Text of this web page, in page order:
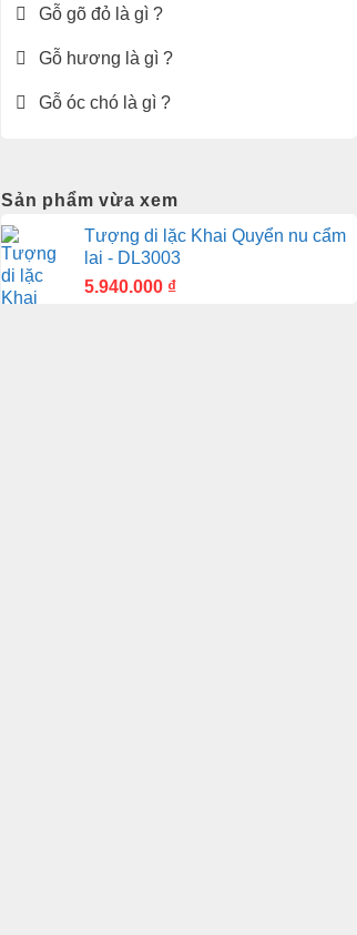
Gỗ gõ đỏ là gì ?
Gỗ hương là gì ?
Gỗ óc chó là gì ?
Sản phẩm vừa xem
Tượng di lặc Khai Quyển nu cẩm
lai - DL3003
5.940.000 ₫